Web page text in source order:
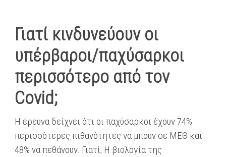
Γιατί κινδυνεύουν οι
υπέρβαροι/παχύσαρκοι
περισσότερο από τον
Covid;
Η έρευνα δείχνει ότι οι παχύσαρκοι έχουν 74%
περισσότερες πιθανότητες να μπουν σε ΜΕΘ και
48% να πεθάνουν. Γιατί; Η βιολογία της